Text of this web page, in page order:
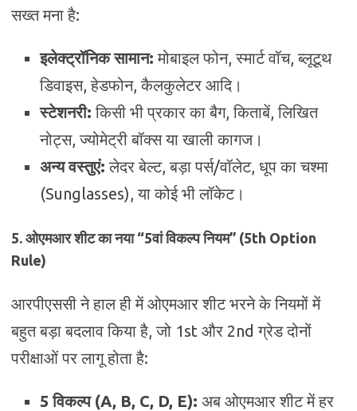
सख्त मना है:
इलेक्ट्रॉनिक सामान: मोबाइल फोन, स्मार्ट वॉच, ब्लूटूथ
डिवाइस, हेडफोन, कैलकुलेटर आदि।
स्टेशनरी: किसी भी प्रकार का बैग, किताबें, लिखित
नोट्स, ज्योमेट्री बॉक्स या खाली कागज।
अन्य वस्तुएं: लेदर बेल्ट, बड़ा पर्स/वॉलेट, धूप का चश्मा
(Sunglasses), या कोई भी लॉकेट।
5. ओएमआर शीट का नया “5वां विकल्प नियम” (5th Option
Rule)
आरपीएससी ने हाल ही में ओएमआर शीट भरने के नियमों में
बहुत बड़ा बदलाव किया है, जो 1st और 2nd ग्रेड दोनों
परीक्षाओं पर लागू होता है:
5 विकल्प (A, B, C, D, E): अब ओएमआर शीट में हर